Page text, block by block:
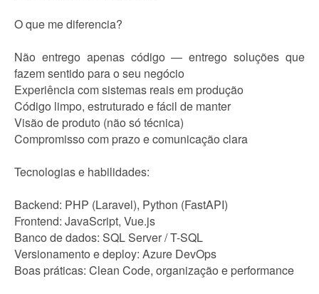
O que me diferencia?
Não entrego apenas código — entrego soluções que
fazem sentido para o seu negócio
Experiência com sistemas reais em produção
Código limpo, estruturado e fácil de manter
Visão de produto (não só técnica)
Compromisso com prazo e comunicação clara
Tecnologias e habilidades:
Backend: PHP (Laravel), Python (FastAPI)
Frontend: JavaScript, Vue.js
Banco de dados: SQL Server / T-SQL
Versionamento e deploy: Azure DevOps
Boas práticas: Clean Code, organização e performance